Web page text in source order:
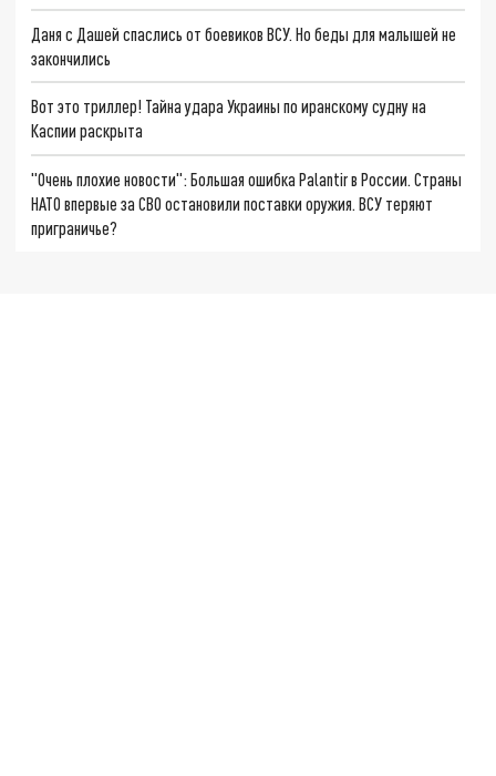
Даня с Дашей спаслись от боевиков ВСУ. Но беды для малышей не
закончились
Вот это триллер! Тайна удара Украины по иранскому судну на
Каспии раскрыта
"Очень плохие новости": Большая ошибка Palantir в России. Страны
НАТО впервые за СВО остановили поставки оружия. ВСУ теряют
приграничье?